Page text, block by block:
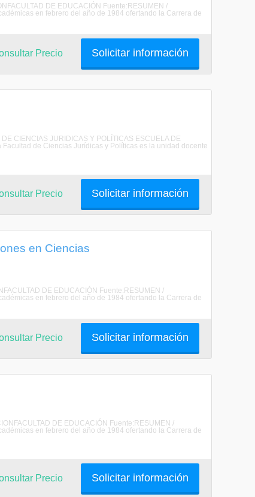
DE EDUCACIÓN Fuente:RESUMEN /
en febrero del año de 1984 ofertando la Carrera de
Solicitar información
Precio
CIENCIAS JURIDICAS Y POLÍTICAS ESCUELA DE
de Ciencias Jurídicas y Políticas es la unidad docente
Solicitar información
Precio
en Ciencias
DE EDUCACIÓN Fuente:RESUMEN /
en febrero del año de 1984 ofertando la Carrera de
Solicitar información
Precio
DE EDUCACIÓN Fuente:RESUMEN /
en febrero del año de 1984 ofertando la Carrera de
Solicitar información
Precio